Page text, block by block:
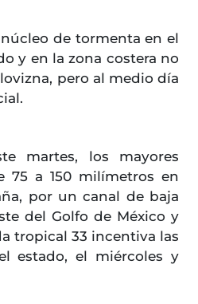
de tormenta en el
y en la zona costera no
pero al medio día
martes, los mayores
75 a 150 milímetros en
por un canal de baja
del Golfo de México y
tropical 33 incentiva las
estado, el miércoles y